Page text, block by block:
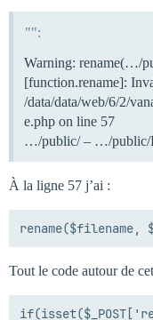
"":
Warning: rename(…/
[function.rename]:
/data/data/web/6/2/
e.php on line 57
…/public/ – …/public/
À la ligne 57 j’ai :
Tout le code autour de